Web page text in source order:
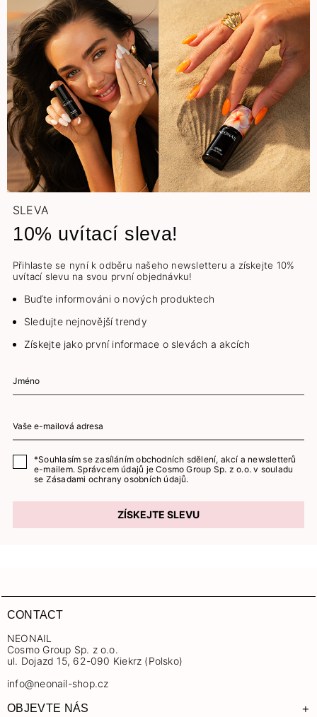
SLEVA
10% uvítací sleva!
Přihlaste se nyní k odběru našeho newsletteru a získejte 10%
uvítací slevu na svou první objednávku!
Buďte informováni o nových produktech
Sledujte nejnovější trendy
Získejte jako první informace o slevách a akcích
*Souhlasím se zasíláním obchodních sdělení, akcí a newsletterů
e-mailem. Správcem údajů je Cosmo Group Sp. z o.o. v souladu
se Zásadami ochrany osobních údajů.
ZÍSKEJTE SLEVU
CONTACT
NEONAIL
Cosmo Group Sp. z o.o.
ul. Dojazd 15, 62-090 Kiekrz (Polsko)
info@neonail-shop.cz
OBJEVTE NÁS +